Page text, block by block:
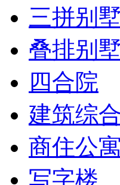
三拼别墅
叠排别墅
四合院
建筑综
商住公寓
写字楼